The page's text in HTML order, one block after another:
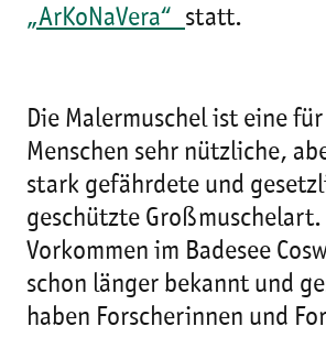
„ArKoNaVera“ statt.
Die Malermuschel ist eine
Menschen sehr nützliche,
stark gefährdete und
geschützte
Vorkommen im Badesee
schon länger bekannt und
haben Forscherinnen und